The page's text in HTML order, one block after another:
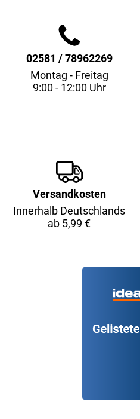
02581 / 78962269
Montag - Freitag
9:00 - 12:00 Uhr
Versandkosten
Innerhalb Deutschlands
ab 5,99 €